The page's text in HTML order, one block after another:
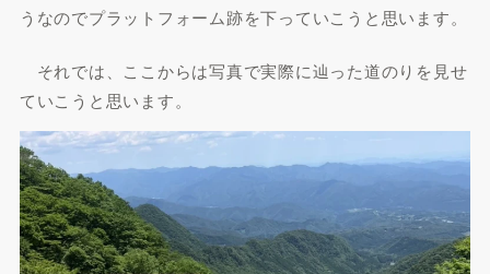
うなのでプラットフォーム跡を下っていこうと思います。
それでは、ここからは写真で実際に辿った道のりを見せ
ていこうと思います。